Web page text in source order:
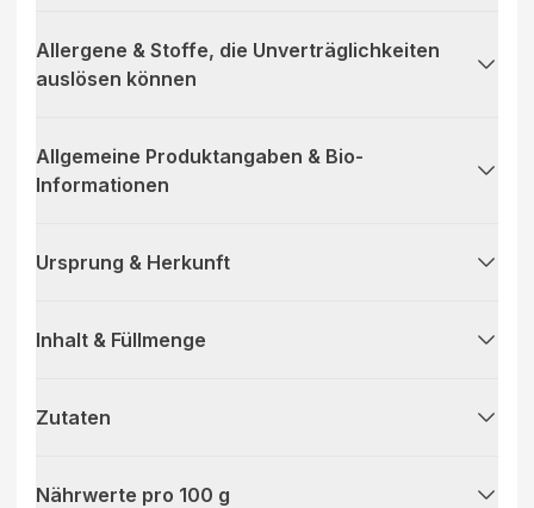
Allergene & Stoffe, die Unverträglichkeiten
auslösen können
Allgemeine Produktangaben & Bio-
Informationen
Ursprung & Herkunft
Inhalt & Füllmenge
Zutaten
Nährwerte pro 100 g